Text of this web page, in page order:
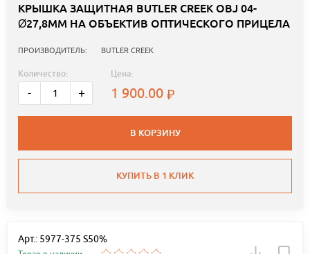
КРЫШКА ЗАЩИТНАЯ BUTLER CREEK OBJ 04-
Ø27,8ММ НА ОБЪЕКТИВ ОПТИЧЕСКОГО ПРИЦЕЛА
ПРОИЗВОДИТЕЛЬ: BUTLER CREEK
Количество:
- +
Цена:
1 900.00
В КОРЗИНУ
КУПИТЬ В 1 КЛИК
Арт.: 5977-375 S50%